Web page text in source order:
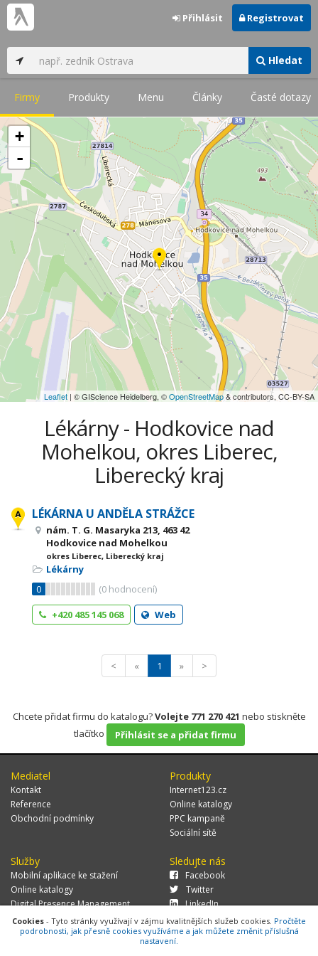
Hledat
Přihlásit Registrovat
Firmy Produkty Menu Články Časté dotazy
+
-
Leaflet | © GIScience Heidelberg, ©OpenStreetMap& contributors, CC-BY-SA
Lékárny - Hodkovice nad
Mohelkou, okres Liberec,
Liberecký kraj
LÉKÁRNA U ANDĚLA STRÁŽCE
nám. T. G. Masaryka 213, 463 42
Hodkovice nad Mohelkou
okres Liberec, Liberecký kraj
Lékárny
0
(0 hodnocení)
+420 485 145 068
Web
< « 1 » >
Chcete přidat firmu do katalogu?Volejte 771 270 421 nebo stiskněte
tlačítko
Přihlásit se a přidat firmu
Mediatel
Kontakt
Reference
Obchodní podmínky
Produkty
Internet123.cz
Online katalogy
PPC kampaně
Sociální sítě
Služby
Mobilní aplikace ke stažení
Online katalogy
Digital Presence Management
Více zákazníků
Sledujte nás
Facebook
Twitter
LinkedIn
Cookies - Tyto stránky využívají v zájmu kvalitnějších služeb cookies. Pročtěte
podrobnosti, jak přesně cookies využíváme a jak můžete změnit příslušná
nastavení.